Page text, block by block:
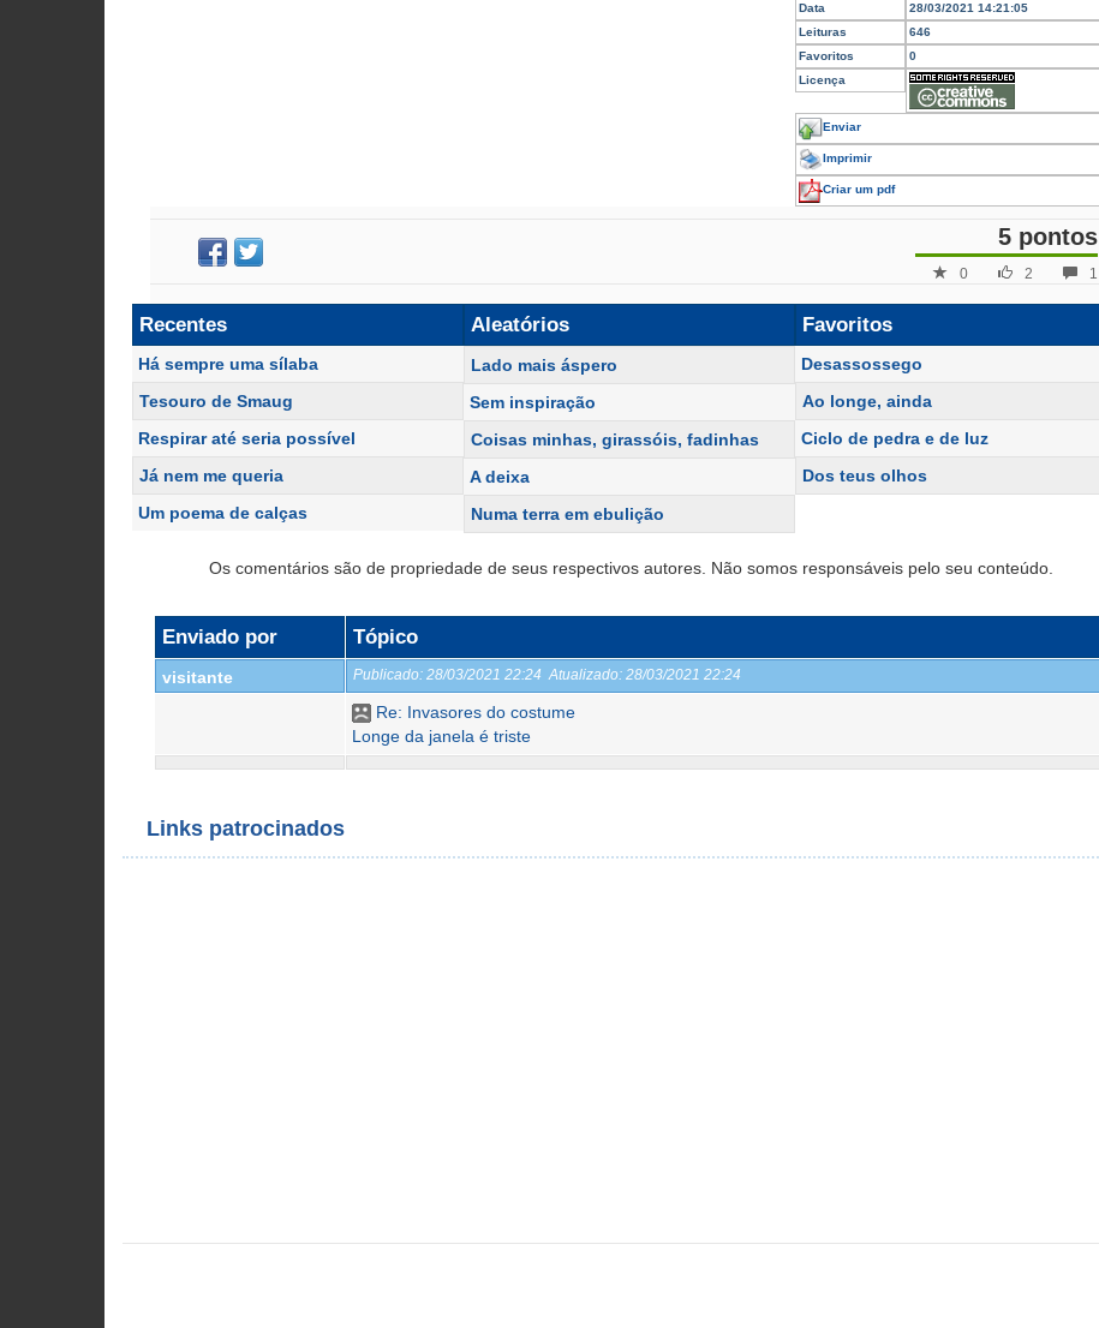
Data
28/03/2021 14:21:05
Leituras
646
Favoritos
0
Licença
Enviar
Imprimir
Criar um pdf
5 pontos
1
2
0
Recentes
Há sempre uma sílaba
Tesouro de Smaug
Respirar até seria possível
Já nem me queria
Um poema de calças
Aleatórios
Lado mais áspero
Sem inspiração
Coisas minhas, girassóis, fadinhas
A deixa
Numa terra em ebulição
Favoritos
Desassossego
Ao longe, ainda
Ciclo de pedra e de luz
Dos teus olhos
Os comentários são de propriedade de seus respectivos autores. Não somos responsáveis pelo seu conteúdo.
Enviado por Tópico
visitante Publicado: 28/03/2021 22:24 Atualizado: 28/03/2021 22:24
Re: Invasores do costume
Longe da janela é triste
Links patrocinados